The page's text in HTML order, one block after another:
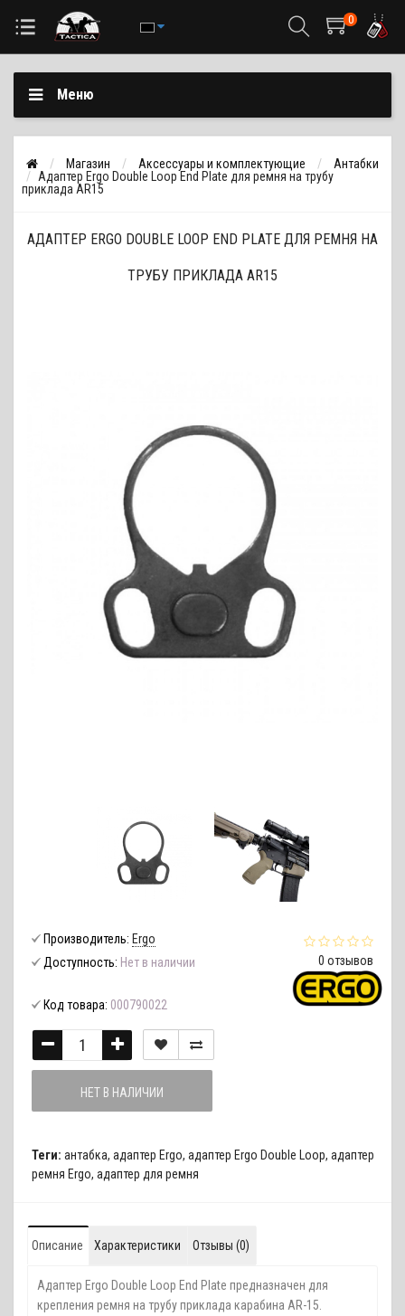
0
Меню
Магазин Аксессуары и комплектующие
Антабки
Адаптер Ergo Double Loop End Plate для ремня на трубу
приклада AR15
АДАПТЕР ERGO DOUBLE LOOP END PLATE ДЛЯ РЕМНЯ НА
ТРУБУ ПРИКЛАДА AR15
0 отзывов
Производитель: Ergo
Доступность: Нет в наличии
Код товара: 000790022
НЕТ В НАЛИЧИИ
Теги: антабка, адаптер Ergo, адаптер Ergo Double Loop, адаптер
ремня Ergo, адаптер для ремня
Описание Характеристики Отзывы (0)
Адаптер Ergo Double Loop End Plate предназначен для
крепления ремня на трубу приклада карабина AR-15.